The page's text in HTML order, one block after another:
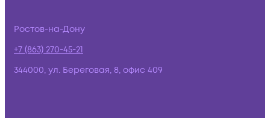
Ростов-на-Дону
+7 (863) 270-45-21
344000, ул. Береговая, 8, офис 409